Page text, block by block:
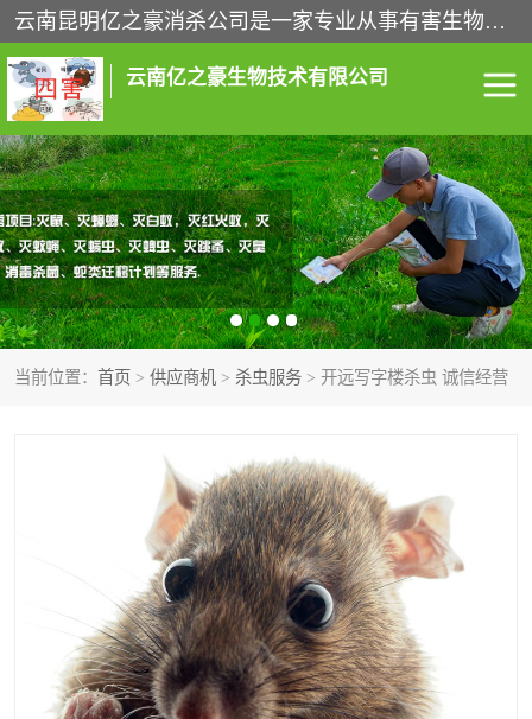
云南昆明亿之豪消杀公司是一家专业从事有害生物防治综合治理的公司，治理服务包括：灭鼠,杀虫,除虫,除蟑螂,白蚁防治,消杀等；安全环保,快速上门,价格透明,完善的售后服务,不影响您的生活工作。
云南亿之豪生物技术有限公司
当前位置： 首页 > 供应商机 > 杀虫服务 > 开远写字楼杀虫 诚信经营
灭鼠服务 杀虫服务
除虫服务 除蟑螂服务
白蚁防治服务 消杀服务
昆明灭老鼠 昆明灭蟑螂
昆明白蚁防治
昆明灭红火蚁公司 昆明驱蛇公司
昆明除虫除蚁